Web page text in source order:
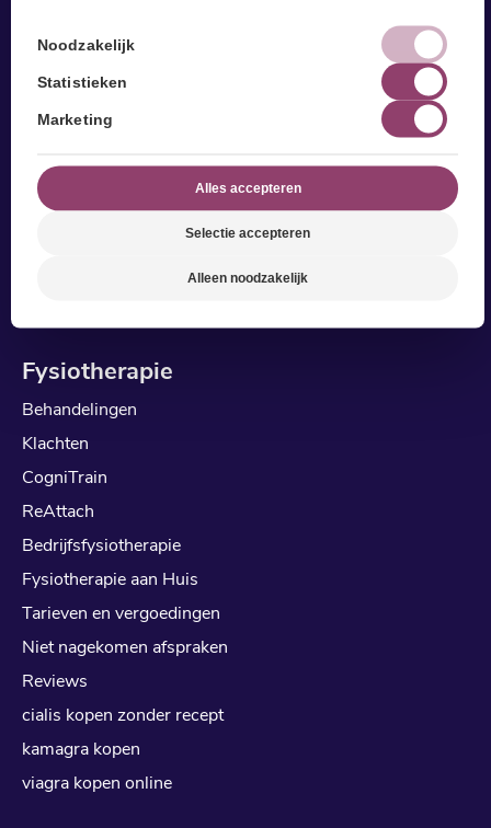
Noodzakelijk
Statistieken
Marketing
Alles accepteren
Selectie accepteren
Alleen noodzakelijk
Fysiotherapie
Behandelingen
Klachten
CogniTrain
ReAttach
Bedrijfsfysiotherapie
Fysiotherapie aan Huis
Tarieven en vergoedingen
Niet nagekomen afspraken
Reviews
cialis kopen zonder recept
kamagra kopen
viagra kopen online